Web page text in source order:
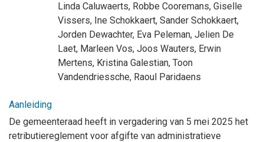
Linda Caluwaerts, Robbe Cooremans, Giselle
Vissers, Ine Schokkaert, Sander Schokkaert,
Jorden Dewachter, Eva Peleman, Jelien De
Laet, Marleen Vos, Joos Wauters, Erwin
Mertens, Kristina Galestian, Toon
Vandendriessche, Raoul Paridaens
Aanleiding
De gemeenteraad heeft in vergadering van 5 mei 2025 het
retributiereglement voor afgifte van administratieve